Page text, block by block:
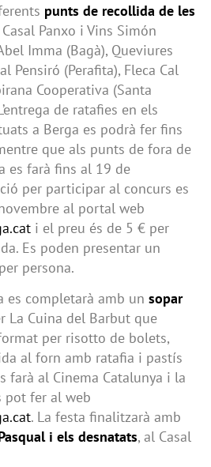
punts de recollida de les
Casal Panxo i Vins Simón
Imma (Bagà), Queviures
Pensiró (Perafita), Fleca Cal
Cooperativa (Santa
de ratafies en els
a Berga es podrà fer fins
que als punts de fora de
es farà fins al 19 de
per participar al concurs es
al portal web
i el preu és de 5 € per
Es poden presentar un
persona.
es completarà amb un sopar
La Cuina del Barbut que
per risotto de bolets,
al forn amb ratafia i pastís
farà al Cinema Catalunya i la
pot fer al web
. La festa finalitzarà amb
i els desnatats, al Casal